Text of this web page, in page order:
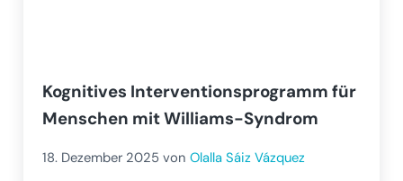
Kognitives Interventionsprogramm für
Menschen mit Williams-Syndrom
18. Dezember 2025 vonOlalla Sáiz Vázquez